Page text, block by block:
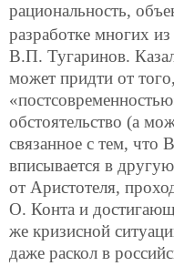
рациональность,
разработке многих
В.П. Тугаринов.
может придти от
обстоятельство (а
связанное с тем, что
вписывается в
от Аристотеля,
О. Конта и
же кризисной
даже раскол в